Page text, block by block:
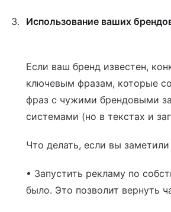
Использование ваших
Если ваш бренд известен,
ключевым фразам, которые
фраз с чужими брендовыми
системами (но в текстах и
Что делать, если вы
• Запустить рекламу по
было. Это позволит вернуть